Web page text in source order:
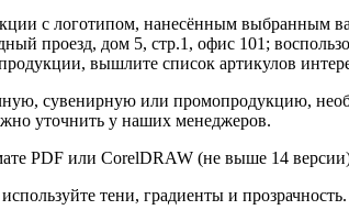
с логотипом, нанесённым выбранным
проезд, дом 5, стр.1, офис 101;
вышлите список артикулов
сувенирную или промопродукцию,
уточнить у наших менеджеров.
PDF или CorelDRAW (не выше 14
тени, градиенты и